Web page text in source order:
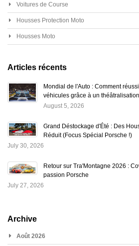
Voitures de Course
Housses Protection Moto
Housses Moto
Articles récents
Mondial de l'Auto : Comment
véhicules grâce à un
August 5, 2026
Grand Déstockage d'Été : Des
Réduit (Focus Spécial Porsche !)
July 30, 2026
Retour sur Tra'Montagne 2026 :
passion Porsche
July 27, 2026
Archive
Août 2026